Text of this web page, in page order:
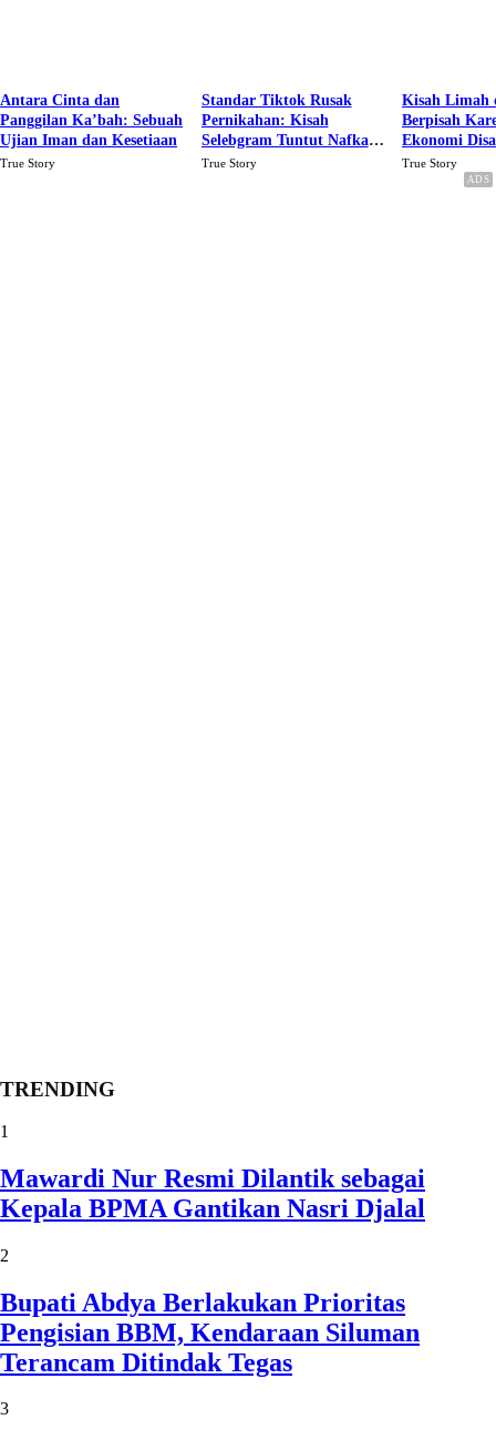
Antara Cinta dan
Panggilan Ka’bah: Sebuah
Ujian Iman dan Kesetiaan
True Story
Standar Tiktok Rusak
Pernikahan: Kisah
Selebgram Tuntut Nafkah
Rp.15 Juta Perbulan
True Story
Kisah Limah
Berpisah
Ekonomi
Karena Cinta
True Story
TRENDING
1
Mawardi Nur Resmi Dilantik sebagai
Kepala BPMA Gantikan Nasri Djalal
2
Bupati Abdya Berlakukan Prioritas
Pengisian BBM, Kendaraan Siluman
Terancam Ditindak Tegas
3